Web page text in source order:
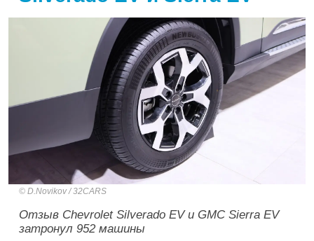
D.Novikov / 32CARS
Отзыв Chevrolet Silverado EV и GMC Sierra EV
затронул 952 машины